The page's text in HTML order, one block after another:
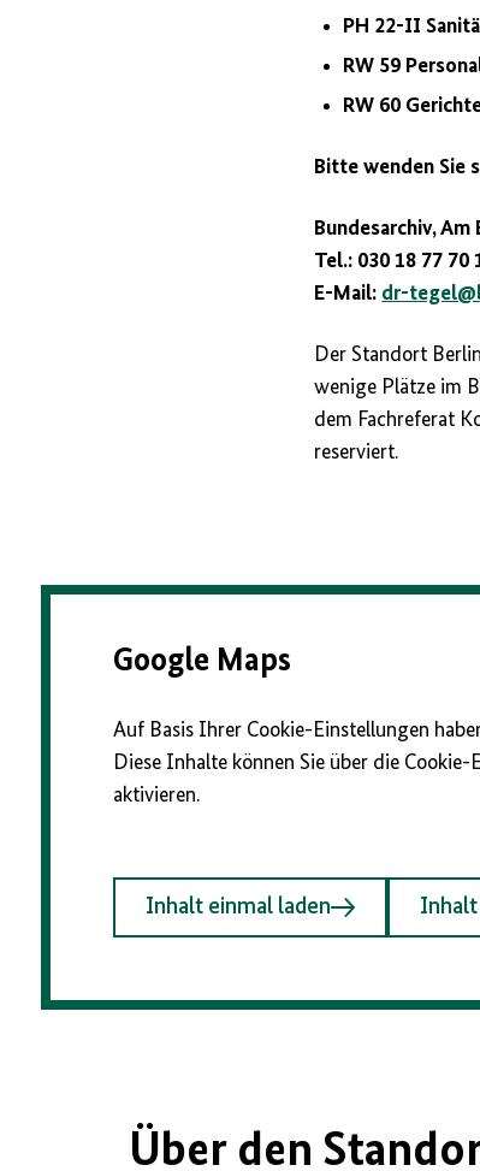
PH 22-II
RW 59
RW 60
Bitte wenden Sie
Bundesarchiv,
Tel.: 030 18 77 70
E-Mail: dr-
Der Standort
wenige Plätze im
dem Fachreferat
reserviert.
Google Maps
Auf Basis Ihrer Cookie-Einstellungen
Diese Inhalte können Sie über die
aktivieren.
Inhalt einmal laden
Über den